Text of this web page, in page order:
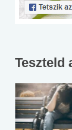
Teszteld